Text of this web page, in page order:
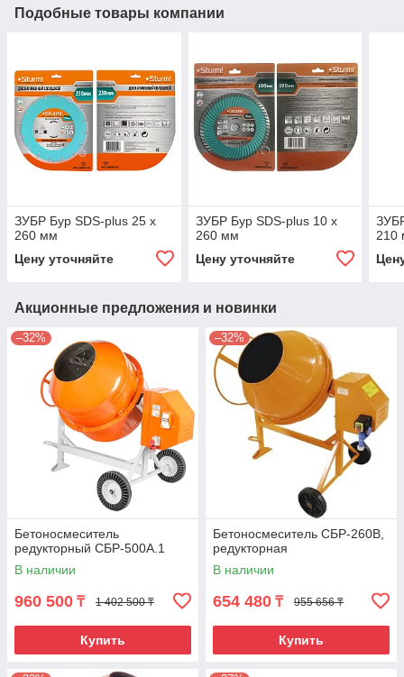
Подобные товары компании
ЗУБР Бур SDS-plus 25 х
260 мм
Цену уточняйте
ЗУБР Бур SDS-plus 10 х
260 мм
Цену уточняйте
210
Акционные предложения и новинки
–32%
Бетоносмеситель
редукторный СБР-500А.1
В наличии
960 500 ₸ 1 402 500 ₸
Купить
–32%
Бетоносмеситель СБР-260В,
редукторная
В наличии
654 480 ₸ 955 656 ₸
Купить